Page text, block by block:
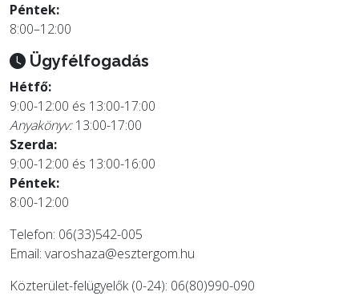
Péntek:
8:00–12:00
Ügyfélfogadás
Hétfő:
9:00-12:00 és 13:00-17:00
Anyakönyv:13:00-17:00
Szerda:
9:00-12:00 és 13:00-16:00
Péntek:
8:00-12:00
Telefon: 06(33)542-005
Email: varoshaza@esztergom.hu
Közterület-felügyelők (0-24): 06(80)990-090